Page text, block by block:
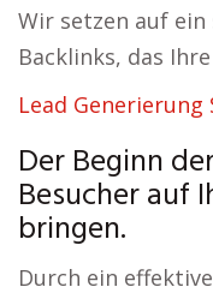
Wir setzen auf
Backlinks, das
Lead Generierung
Der Beginn
Besucher auf
bringen.
Durch ein